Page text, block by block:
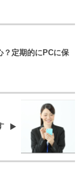
？定期的にPCに保